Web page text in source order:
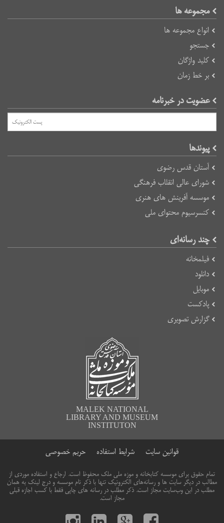
مجموعه ها
انواع مجموعه ها
جستجو
کلید واژگان
بر خط زمان
عضویت در خبرنامه
پیوند‌ها
آستان قدس رضوی
شورای عالی انقلاب فرهنگی
موسسه آفرینش های هنری
کنسرسیوم محتوای ملی
چند رسانه‌ای
فیلمخانه
دانلود
موبایل
پادکست
گزارش تصویری
MALEK NATIONAL
LIBRARY AND MUSEUM
INSTITUTON
قوانین سایت شرایط استفاده حریم خصوصی
تمام حقوق برای موسسه کتابخانه و موزه ملی ملک محفوظ است. ارجاع و استفاده موردی از
مطالب در دیگر سایت ها و رسانه‌های الکترونیک تنها با ذکر نام موسسه و درج لینک به همان
مطلب در این وب‌سایت مجاز است. ذکر مطلب در رسانه های چاپی فقط با کسب اجازه قبلی
مجاز است.